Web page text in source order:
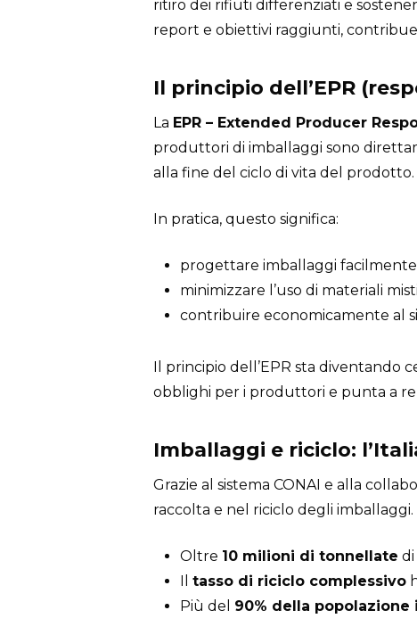
ritiro dei rifiuti differenziati e
report e obiettivi raggiunti,
Il principio dell’EPR
La EPR – Extended Producer
produttori di imballaggi sono
alla fine del ciclo di vita del prodotto.
In pratica, questo significa:
progettare imballaggi
minimizzare l’uso di materiali
contribuire economicamente al
Il principio dell’EPR sta diventando
obblighi per i produttori e punta a
Imballaggi e riciclo:
Grazie al sistema CONAI e alla
raccolta e nel riciclo degli
Oltre 10 milioni di tonnellate di
Il tasso di riciclo complessivo
Più del 90% della popolazione